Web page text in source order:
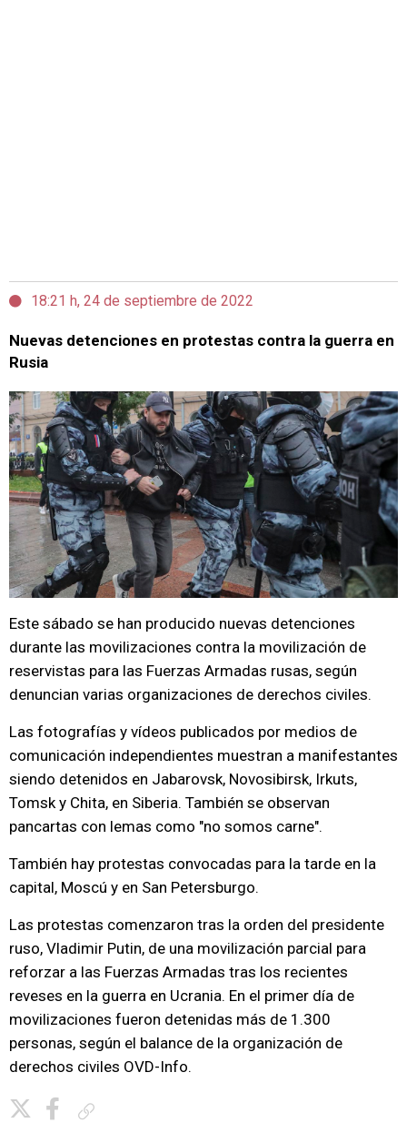
18:21 h, 24 de septiembre de 2022
Nuevas detenciones en protestas contra la guerra en
Rusia
Este sábado se han producido nuevas detenciones
durante las movilizaciones contra la movilización de
reservistas para las Fuerzas Armadas rusas, según
denuncian varias organizaciones de derechos civiles.
Las fotografías y vídeos publicados por medios de
comunicación independientes muestran a manifestantes
siendo detenidos en Jabarovsk, Novosibirsk, Irkuts,
Tomsk y Chita, en Siberia. También se observan
pancartas con lemas como "no somos carne".
También hay protestas convocadas para la tarde en la
capital, Moscú y en San Petersburgo.
Las protestas comenzaron tras la orden del presidente
ruso, Vladimir Putin, de una movilización parcial para
reforzar a las Fuerzas Armadas tras los recientes
reveses en la guerra en Ucrania. En el primer día de
movilizaciones fueron detenidas más de 1.300
personas, según el balance de la organización de
derechos civiles OVD-Info.